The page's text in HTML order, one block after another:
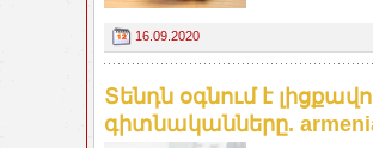
16.09.2020
Տենդն օգնում է
գիտնականները.